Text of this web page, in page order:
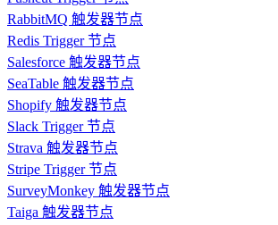
RabbitMQ 触发器节点
Redis Trigger 节点
Salesforce 触发器节点
SeaTable 触发器节点
Shopify 触发器节点
Slack Trigger 节点
Strava 触发器节点
Stripe Trigger 节点
SurveyMonkey 触发器节点
Taiga 触发器节点